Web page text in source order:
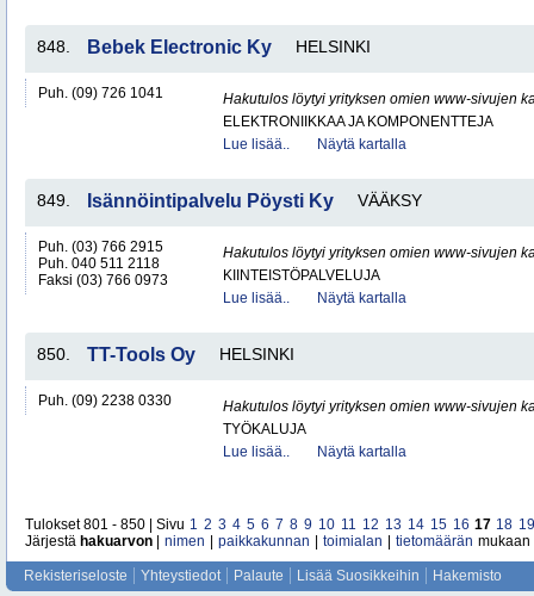
848. Bebek Electronic Ky HELSINKI
Puh. (09) 726 1041
Hakutulos löytyi yrityksen omien www-sivujen
ELEKTRONIIKKAA JA KOMPONENTTEJA
Lue lisää..
Näytä kartalla
849. Isännöintipalvelu Pöysti Ky VÄÄKSY
Puh. (03) 766 2915
Puh. 040 511 2118
Faksi (03) 766 0973
Hakutulos löytyi yrityksen omien www-sivujen
KIINTEISTÖPALVELUJA
Lue lisää..
Näytä kartalla
850. TT-Tools Oy HELSINKI
Puh. (09) 2238 0330
Hakutulos löytyi yrityksen omien www-sivujen
TYÖKALUJA
Lue lisää..
Näytä kartalla
Tulokset 801 - 850 | Sivu 1 2 3 4 5 6 7 8 9 10 11 12 13 14 15 16 17 18 19
Järjestä hakuarvon nimen paikkakunnan toimialan tietomäärän mukaan
Rekisteriseloste Yhteystiedot Palaute Lisää Suosikkeihin Hakemisto